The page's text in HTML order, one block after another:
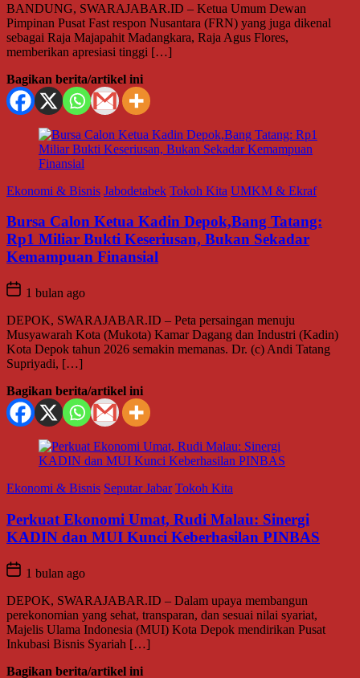
BANDUNG, SWARAJABAR.ID – Ketua Umum Dewan
Pimpinan Pusat Fast respon Nusantara (FRN) yang juga dikenal
sebagai Raja Majapahit Madangkara, Raja Agus Flores,
memberikan apresiasi tinggi […]
Bagikan berita/artikel ini
Ekonomi & Bisnis Jabodetabek Tokoh Kita UMKM & Ekraf
Bursa Calon Ketua Kadin Depok,Bang Tatang:
Rp1 Miliar Bukti Keseriusan, Bukan Sekadar
Kemampuan Finansial
1 bulan ago
DEPOK, SWARAJABAR.ID – Peta persaingan menuju
Musyawarah Kota (Mukota) Kamar Dagang dan Industri (Kadin)
Kota Depok tahun 2026 semakin memanas. Dr. (c) Andi Tatang
Supriyadi, […]
Bagikan berita/artikel ini
Ekonomi & Bisnis Seputar Jabar Tokoh Kita
Perkuat Ekonomi Umat, Rudi Malau: Sinergi
KADIN dan MUI Kunci Keberhasilan PINBAS
1 bulan ago
DEPOK, SWARAJABAR.ID – Dalam upaya membangun
perekonomian yang sehat, transparan, dan sesuai nilai syariat,
Majelis Ulama Indonesia (MUI) Kota Depok mendirikan Pusat
Inkubasi Bisnis Syariah […]
Bagikan berita/artikel ini